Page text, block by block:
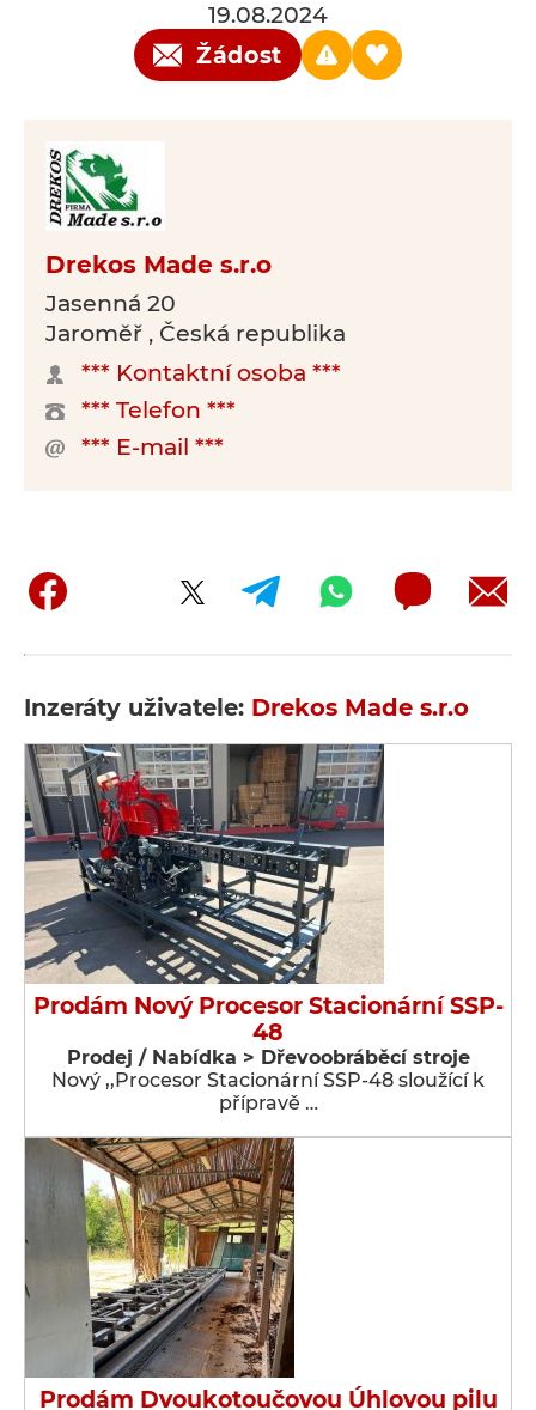
19.08.2024
Žádost
Drekos Made s.r.o
Jasenná 20
Jaroměř , Česká republika
*** Kontaktní osoba ***
*** Telefon ***
*** E-mail ***
Inzeráty uživatele: Drekos Made s.r.o
Prodám Nový Procesor Stacionární SSP-
48
Prodej / Nabídka > Dřevoobráběcí stroje
Nový ,,Procesor Stacionární SSP-48 sloužící k
přípravě …
Prodám Dvoukotoučovou Úhlovou pilu